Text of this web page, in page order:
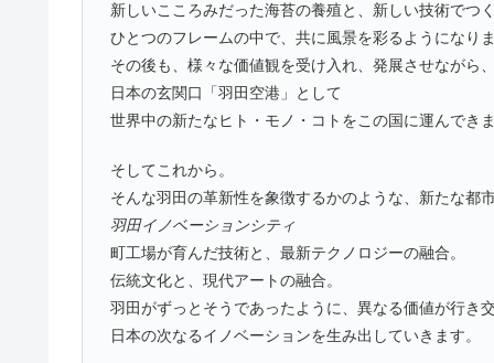
新しいこころみだった海苔の養殖と、新しい技術でつ
ひとつのフレームの中で、共に風景を彩るようになり
その後も、様々な価値観を受け入れ、発展させながら
日本の玄関口「羽田空港」として
世界中の新たなヒト・モノ・コトをこの国に運んでき
そしてこれから。
そんな羽田の革新性を象徴するかのような、新たな都
羽田イノベーションシティ
町工場が育んだ技術と、最新テクノロジーの融合。
伝統文化と、現代アートの融合。
羽田がずっとそうであったように、異なる価値が行き
日本の次なるイノベーションを生み出していきます。